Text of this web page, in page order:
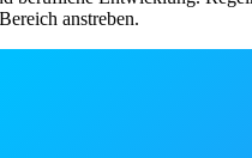
anstreben.